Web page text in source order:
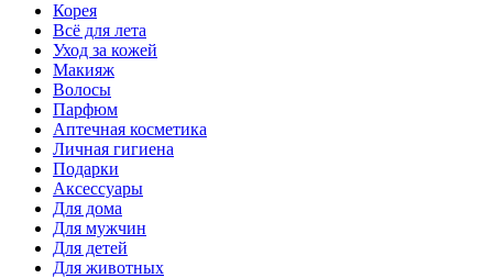
Корея
Всё для лета
Уход за кожей
Макияж
Волосы
Парфюм
Аптечная косметика
Личная гигиена
Подарки
Аксессуары
Для дома
Для мужчин
Для детей
Для животных